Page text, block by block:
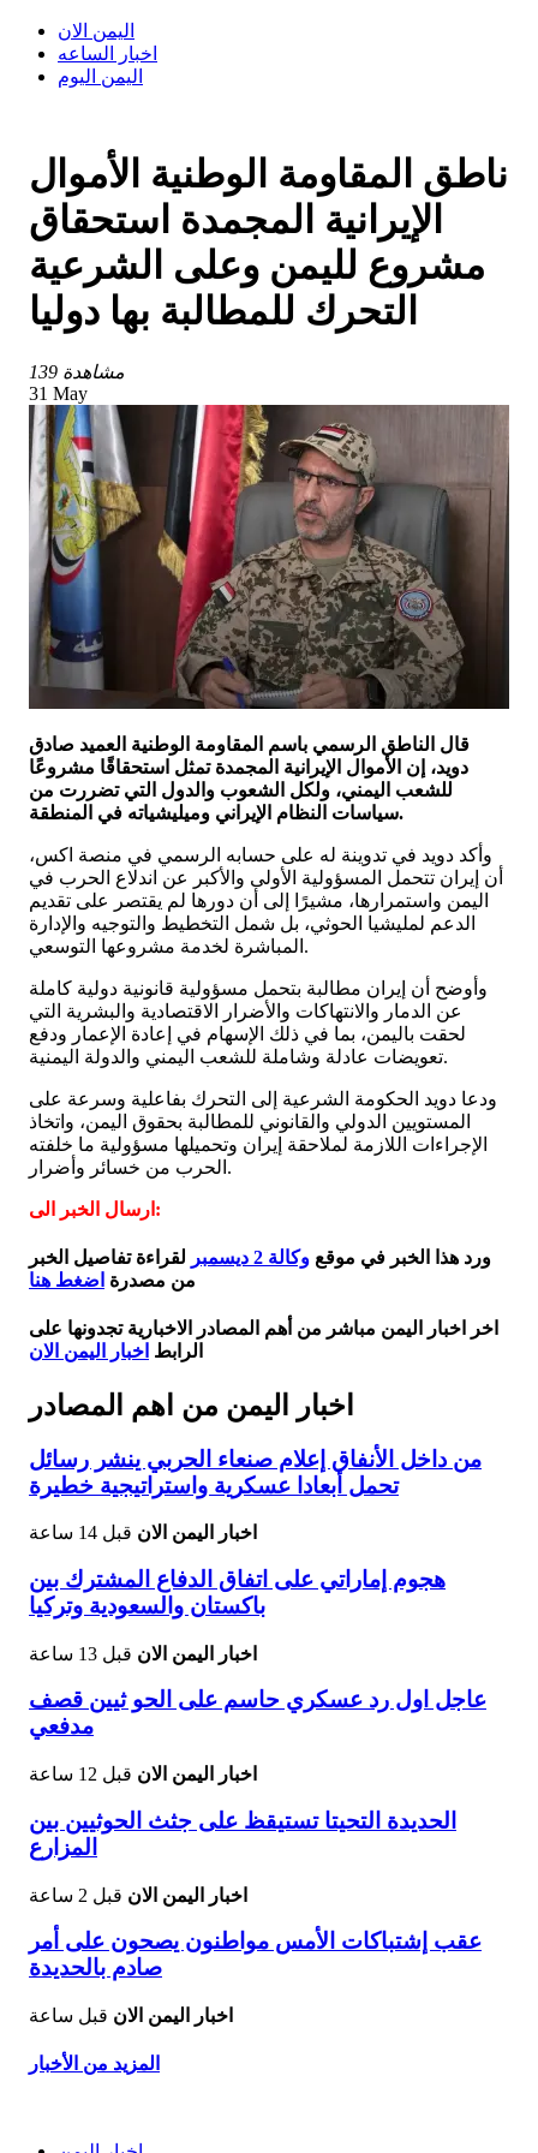
اليمن الان
اخبار الساعه
اليمن اليوم
ناطق المقاومة الوطنية الأموال
الإيرانية المجمدة استحقاق
مشروع لليمن وعلى الشرعية
التحرك للمطالبة بها دوليا
139 مشاهدة
31 May
قال الناطق الرسمي باسم المقاومة الوطنية العميد صادق
دويد، إن الأموال الإيرانية المجمدة تمثل استحقاقًا مشروعًا
للشعب اليمني، ولكل الشعوب والدول التي تضررت من
سياسات النظام الإيراني وميليشياته في المنطقة.
وأكد دويد في تدوينة له على حسابه الرسمي في منصة اكس،
أن إيران تتحمل المسؤولية الأولى والأكبر عن اندلاع الحرب في
اليمن واستمرارها، مشيرًا إلى أن دورها لم يقتصر على تقديم
الدعم لمليشيا الحوثي، بل شمل التخطيط والتوجيه والإدارة
المباشرة لخدمة مشروعها التوسعي.
وأوضح أن إيران مطالبة بتحمل مسؤولية قانونية دولية كاملة
عن الدمار والانتهاكات والأضرار الاقتصادية والبشرية التي
لحقت باليمن، بما في ذلك الإسهام في إعادة الإعمار ودفع
تعويضات عادلة وشاملة للشعب اليمني والدولة اليمنية.
ودعا دويد الحكومة الشرعية إلى التحرك بفاعلية وسرعة على
المستويين الدولي والقانوني للمطالبة بحقوق اليمن، واتخاذ
الإجراءات اللازمة لملاحقة إيران وتحميلها مسؤولية ما خلفته
الحرب من خسائر وأضرار.
ارسال الخبر الى:
ورد هذا الخبر في موقع وكالة 2 ديسمبر
لقراءة تفاصيل الخبر
من مصدرة اضغط هنا
اخر اخبار اليمن مباشر من أهم المصادر الاخبارية تجدونها على
الرابط اخبار اليمن الان
اخبار اليمن من اهم المصادر
من داخل الأنفاق إعلام صنعاء الحربي ينشر رسائل
تحمل أبعادا عسكرية واستراتيجية خطيرة
اخبار اليمن الان قبل 14 ساعة
هجوم إماراتي على اتفاق الدفاع المشترك بين
باكستان والسعودية وتركيا
اخبار اليمن الان قبل 13 ساعة
عاجل اول رد عسكري حاسم على الحو ثيين قصف
مدفعي
اخبار اليمن الان قبل 12 ساعة
الحديدة التحيتا تستيقظ على جثث الحوثيين بين
المزارع
اخبار اليمن الان قبل 2 ساعة
عقب إشتباكات الأمس مواطنون يصحون على أمر
صادم بالحديدة
اخبار اليمن الان قبل ساعة
المزيد من الأخبار